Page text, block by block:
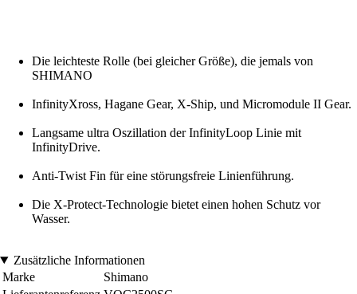
Die leichteste Rolle (bei gleicher Größe), die jemals von
SHIMANO
InfinityXross, Hagane Gear, X-Ship, und Micromodule II Gear.
Langsame ultra Oszillation der InfinityLoop Linie mit
InfinityDrive.
Anti-Twist Fin für eine störungsfreie Linienführung.
Die X-Protect-Technologie bietet einen hohen Schutz vor
Wasser.
Zusätzliche Informationen
Marke
Shimano